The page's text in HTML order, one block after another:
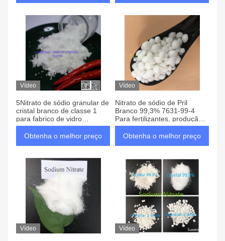
Vídeo
5Nitrato de sódio granular de
cristal branco de classe 1
para fabrico de vidro
flutuante
Obtenha o melhor preço
Vídeo
Nitrato de sódio de Pril
Branco 99,3% 7631-99-4
Para fertilizantes, produção
de vidro
Obtenha o melhor preço
Vídeo Vídeo